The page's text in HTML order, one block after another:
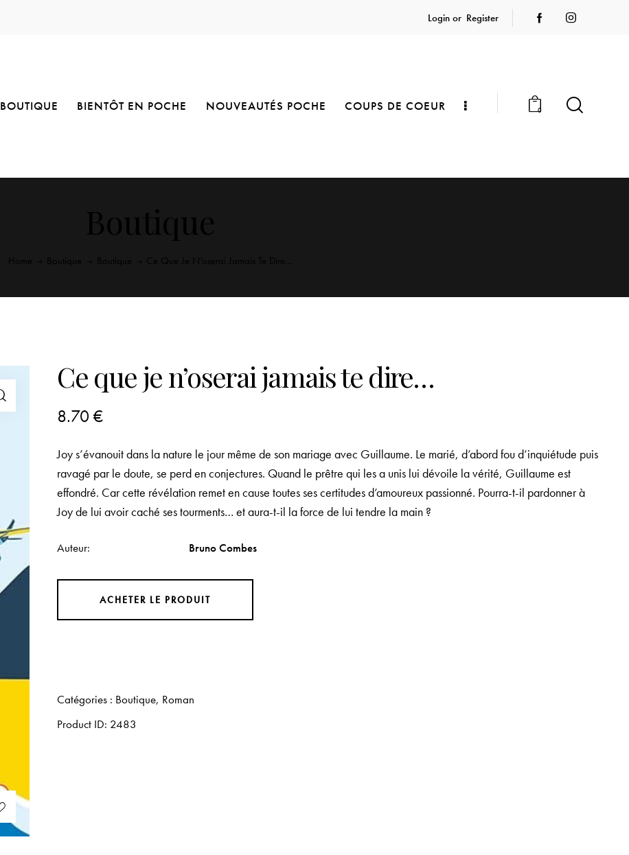
Login or Register
BOUTIQUE BIENTÔT EN POCHE NOUVEAUTÉS POCHE COUPS DE COEUR 0
Ce que je n’oserai jamais te dire…
8.70€
Joy s’évanouit dans la nature le jour même de son mariage avec Guillaume. Le marié, d’abord fou d’inquiétude puis
ravagé par le doute, se perd en conjectures. Quand le prêtre qui les a unis lui dévoile la vérité, Guillaume est
effondré. Car cette révélation remet en cause toutes ses certitudes d’amoureux passionné. Pourra-t-il pardonner à
Joy de lui avoir caché ses tourments… et aura-t-il la force de lui tendre la main ?
Auteur Bruno Combes
ACHETER LE PRODUIT
Catégories : Boutique, Roman
Product ID: 2483